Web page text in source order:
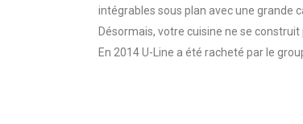
intégrables sous plan avec une grande
Désormais, votre cuisine ne se
En 2014 U-Line a été racheté par le